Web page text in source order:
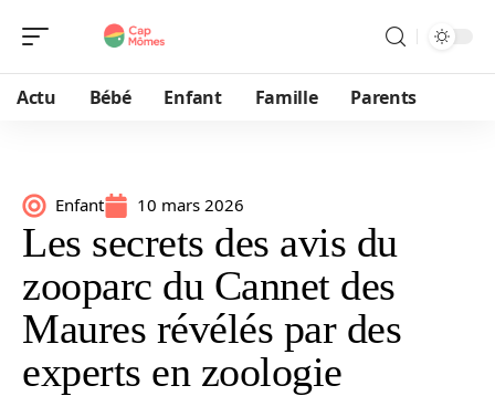
Actu Bébé Enfant Famille Parents
Enfant 10 mars 2026
Les secrets des avis du
zooparc du Cannet des
Maures révélés par des
experts en zoologie